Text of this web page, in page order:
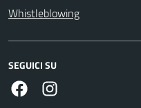
Whistleblowing
SEGUICI SU
Facebook